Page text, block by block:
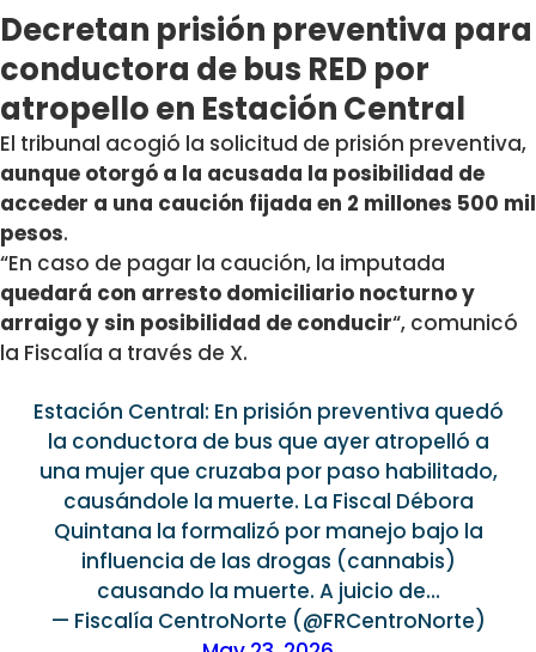
Decretan prisión preventiva para
conductora de bus RED por
atropello en Estación Central
El tribunal acogió la solicitud de prisión preventiva,
aunque otorgó a la acusada la posibilidad de
acceder a una caución fijada en 2 millones 500 mil
pesos.
“En caso de pagar la caución, la imputada
quedará con arresto domiciliario nocturno y
arraigo y sin posibilidad de conducir“, comunicó
la Fiscalía a través de X.
Estación Central: En prisión preventiva quedó
la conductora de bus que ayer atropelló a
una mujer que cruzaba por paso habilitado,
causándole la muerte. La Fiscal Débora
Quintana la formalizó por manejo bajo la
influencia de las drogas (cannabis)
causando la muerte. A juicio de…
— Fiscalía CentroNorte (@FRCentroNorte)